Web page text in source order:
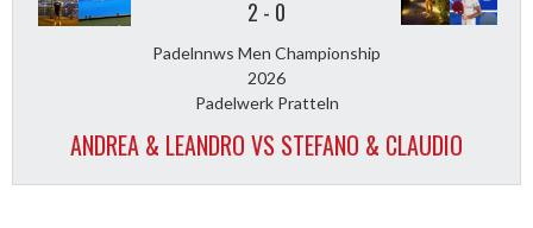
2 - 0
Padelnnws Men Championship
2026
Padelwerk Pratteln
ANDREA & LEANDRO VS STEFANO & CLAUDIO